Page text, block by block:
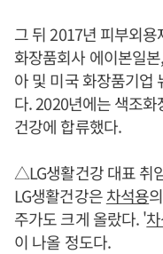
그 뒤 2017년 피부외
화장품회사 에이본일
아 및 미국 화장품기업
다. 2020년에는 색조
건강에 합류했다.
△LG생활건강 대표 취
LG생활건강은차석용
주가도 크게 올랐다. '
이 나올 정도다.